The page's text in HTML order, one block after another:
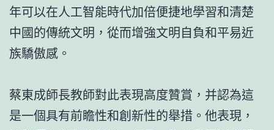
年可以在人工智能時代加倍便捷地學習和清楚
中國的傳統文明，從而增強文明自負和平易近
族驕傲感。
蔡東成師長教師對此表現高度贊賞，并認為這
是一個具有前瞻性和創新性的舉措。他表現，